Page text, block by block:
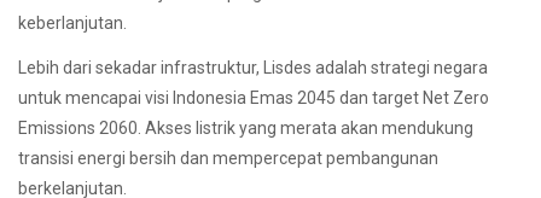
keberlanjutan.
Lebih dari sekadar infrastruktur, Lisdes adalah strategi negara
untuk mencapai visi Indonesia Emas 2045 dan target Net Zero
Emissions 2060. Akses listrik yang merata akan mendukung
transisi energi bersih dan mempercepat pembangunan
berkelanjutan.